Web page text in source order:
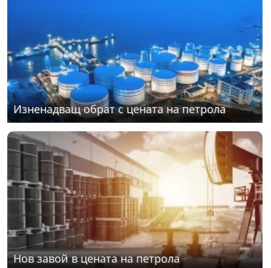
Изненадващ обрат с цената на петрола
Нов завой в цената на петрола